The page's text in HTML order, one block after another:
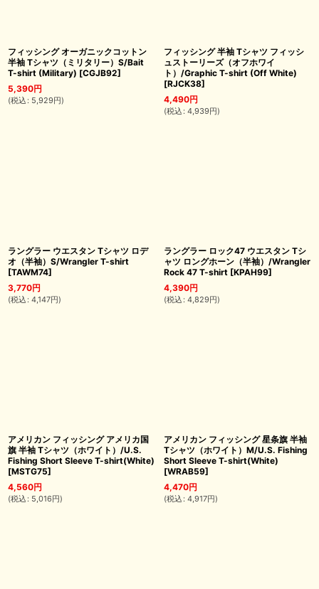
フィッシング オーガニックコットン
半袖 Tシャツ（ミリタリー）S/Bait
T-shirt (Military) [CGJB92]
5,390円
(税込 : 5,929円)
フィッシング 半袖 Tシャツ フィッシ
ュストーリーズ（オフホワイ
ト）/Graphic T-shirt (Off White)
[RJCK38]
4,490円
(税込 : 4,939円)
ラングラー ウエスタン Tシャツ ロデ
オ（半袖）S/Wrangler T-shirt
[TAWM74]
3,770円
(税込 : 4,147円)
ラングラー ロック47 ウエスタン Tシ
ャツ ロングホーン（半袖）/Wrangler
Rock 47 T-shirt [KPAH99]
4,390円
(税込 : 4,829円)
アメリカン フィッシング アメリカ国
旗 半袖 Tシャツ（ホワイト）/U.S.
Fishing Short Sleeve T-shirt(White)
[MSTG75]
4,560円
(税込 : 5,016円)
アメリカン フィッシング 星条旗 半袖
Tシャツ（ホワイト）M/U.S. Fishing
Short Sleeve T-shirt(White)
[WRAB59]
4,470円
(税込 : 4,917円)